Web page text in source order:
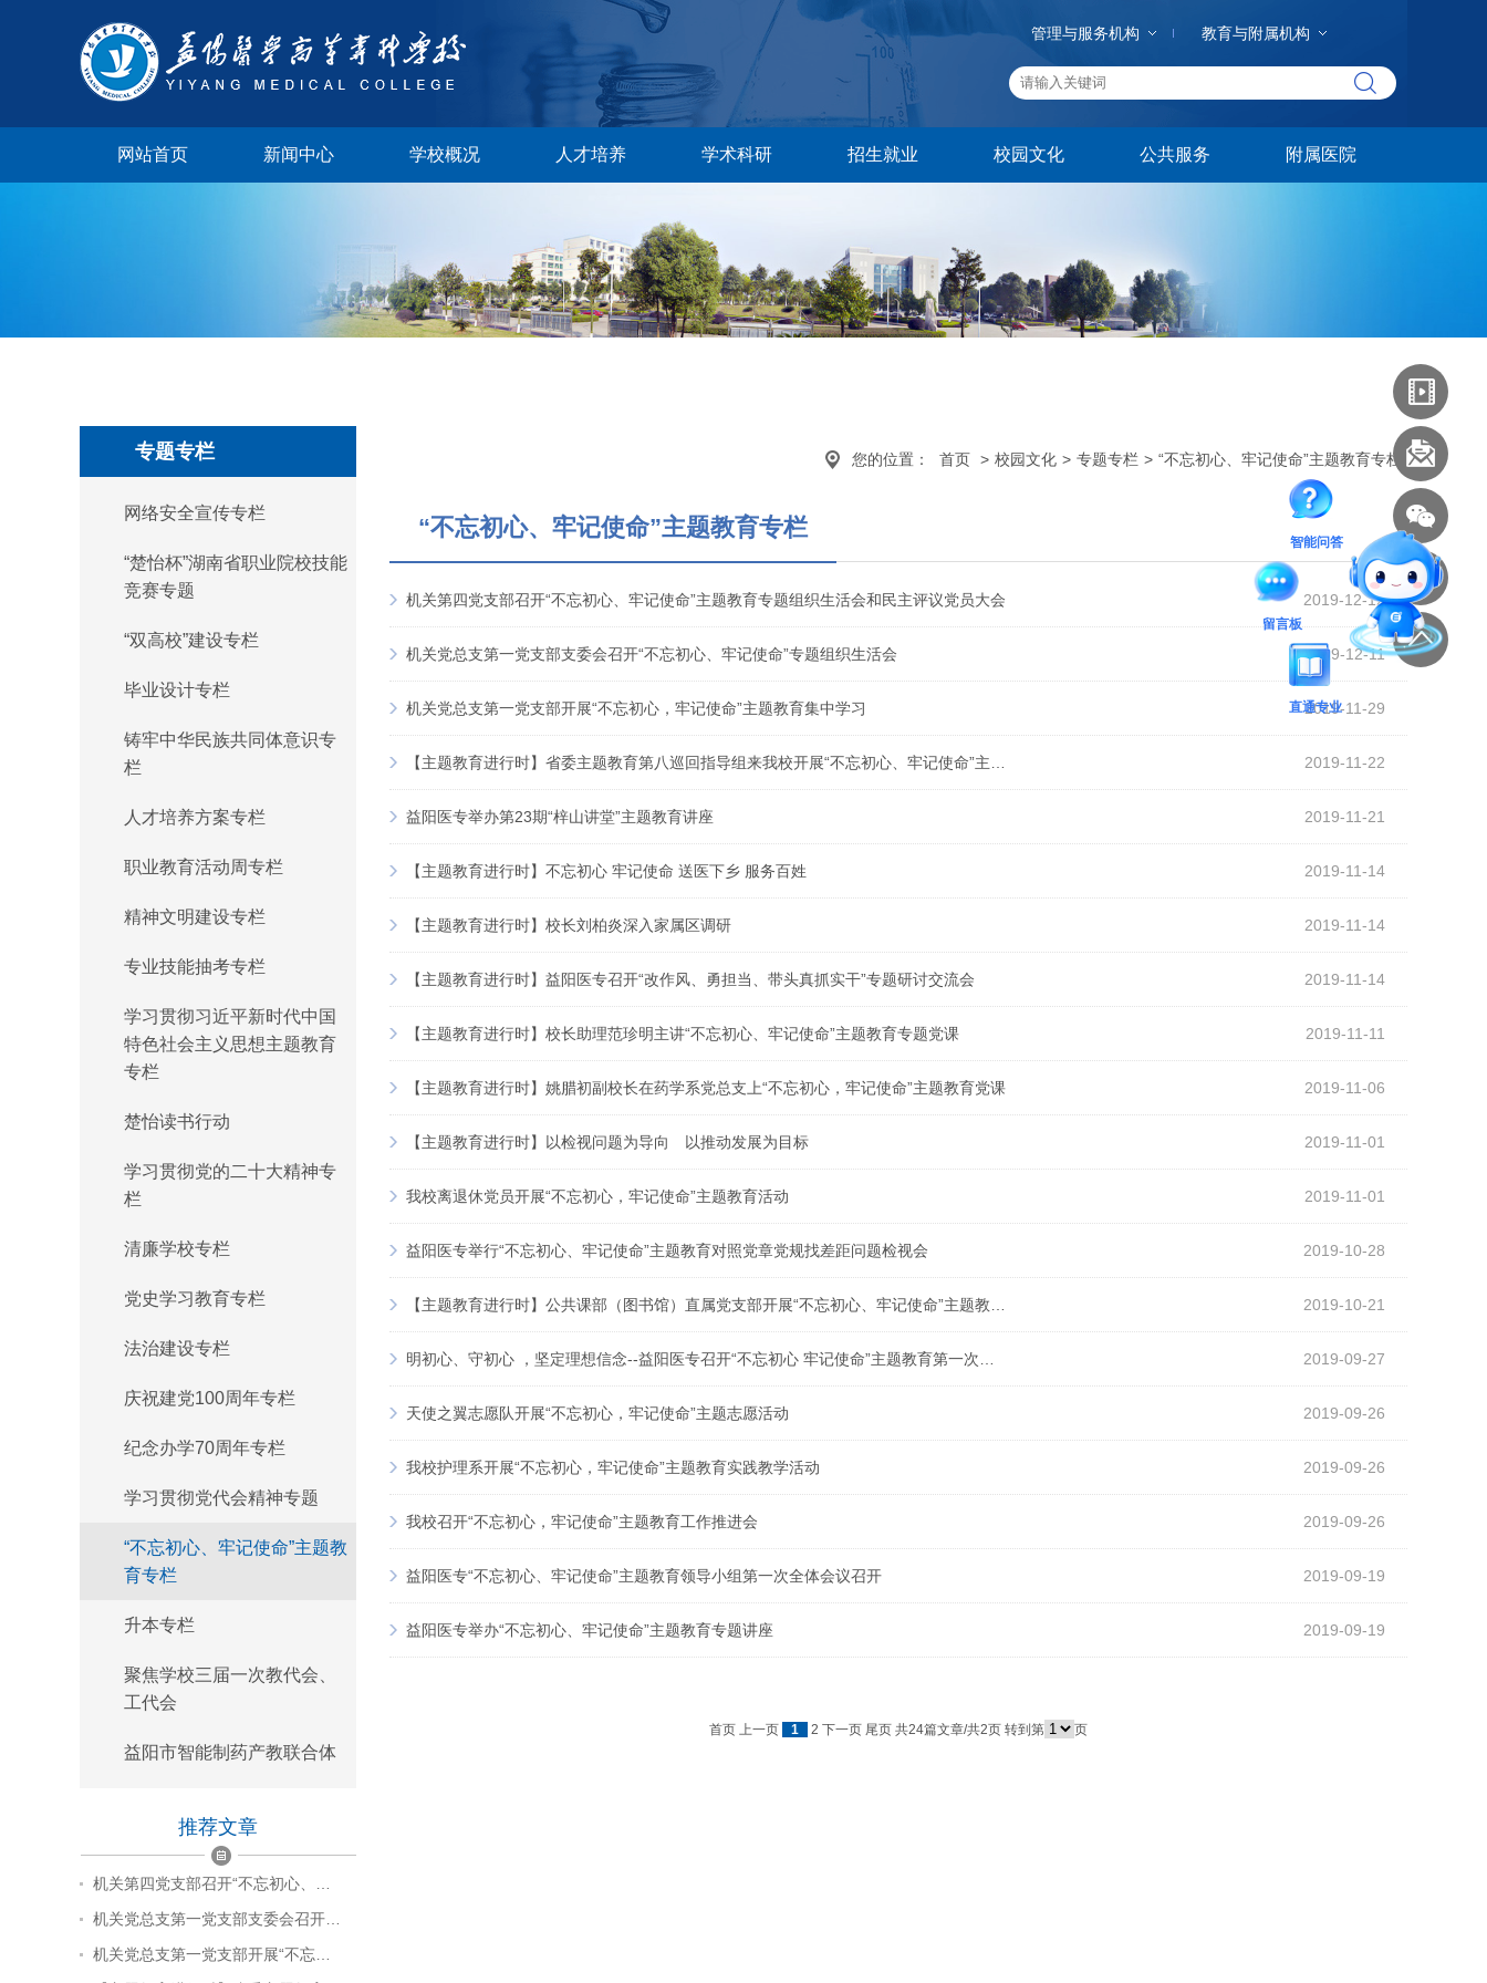
管理与服务机构 教育与附属机构
网站首页 新闻中心 学校概况 人才培养 学术科研 招生就业 校园文化 公共服务 附属医院
专题专栏
网络安全宣传专栏
“楚怡杯”湖南省职业院校技能
竞赛专题
“双高校”建设专栏
毕业设计专栏
铸牢中华民族共同体意识专
栏
人才培养方案专栏
职业教育活动周专栏
精神文明建设专栏
专业技能抽考专栏
学习贯彻习近平新时代中国
特色社会主义思想主题教育
专栏
楚怡读书行动
学习贯彻党的二十大精神专
栏
清廉学校专栏
党史学习教育专栏
法治建设专栏
庆祝建党100周年专栏
纪念办学70周年专栏
学习贯彻党代会精神专题
“不忘初心、牢记使命”主题教
育专栏
升本专栏
聚焦学校三届一次教代会、
工代会
益阳市智能制药产教联合体
推荐文章
机关第四党支部召开“不忘初心、…
机关党总支第一党支部支委会召开…
机关党总支第一党支部开展“不忘…
您的位置： 首页 > 校园文化 > 专题专栏 > “不忘初心、牢记使命”主题教育专栏
“不忘初心、牢记使命”主题教育专栏
2019-12-12
机关第四党支部召开“不忘初心、牢记使命”主题教育专题组织生活会和民主评议党员大会
2019-12-11
机关党总支第一党支部支委会召开“不忘初心、牢记使命”专题组织生活会
2019-11-29
机关党总支第一党支部开展“不忘初心，牢记使命”主题教育集中学习
2019-11-22
【主题教育进行时】省委主题教育第八巡回指导组来我校开展“不忘初心、牢记使命”主…
2019-11-21
益阳医专举办第23期“梓山讲堂”主题教育讲座
2019-11-14
【主题教育进行时】不忘初心 牢记使命 送医下乡 服务百姓
2019-11-14
【主题教育进行时】校长刘柏炎深入家属区调研
2019-11-14
【主题教育进行时】益阳医专召开“改作风、勇担当、带头真抓实干”专题研讨交流会
2019-11-11
【主题教育进行时】校长助理范珍明主讲“不忘初心、牢记使命”主题教育专题党课
2019-11-06
【主题教育进行时】姚腊初副校长在药学系党总支上“不忘初心，牢记使命”主题教育党课
2019-11-01
【主题教育进行时】以检视问题为导向 以推动发展为目标
2019-11-01
我校离退休党员开展“不忘初心，牢记使命”主题教育活动
2019-10-28
益阳医专举行“不忘初心、牢记使命”主题教育对照党章党规找差距问题检视会
2019-10-21
【主题教育进行时】公共课部（图书馆）直属党支部开展“不忘初心、牢记使命”主题教…
2019-09-27
明初心、守初心 ，坚定理想信念--益阳医专召开“不忘初心 牢记使命”主题教育第一次…
2019-09-26
天使之翼志愿队开展“不忘初心，牢记使命”主题志愿活动
2019-09-26
我校护理系开展“不忘初心，牢记使命”主题教育实践教学活动
2019-09-26
我校召开“不忘初心，牢记使命”主题教育工作推进会
2019-09-19
益阳医专“不忘初心、牢记使命”主题教育领导小组第一次全体会议召开
2019-09-19
益阳医专举办“不忘初心、牢记使命”主题教育专题讲座
首页 上一页 1 2 下一页 尾页 共24篇文章/共2页 转到第 页
智能问答
留言板
直通专业